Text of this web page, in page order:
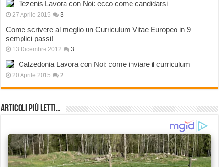
Tezenis Lavora con Noi: ecco come candidarsi
27 Aprile 2015 3
Come scrivere al meglio un Curriculum Vitae Europeo in 9
semplici passi!
13 Dicembre 2012 3
Calzedonia Lavora con Noi: come inviare il curriculum
20 Aprile 2015 2
Articoli più Letti…